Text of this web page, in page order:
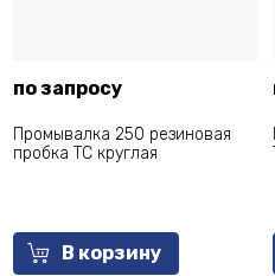
по запросу
Промывалка 250 резиновая
пробка ТС круглая
В корзину